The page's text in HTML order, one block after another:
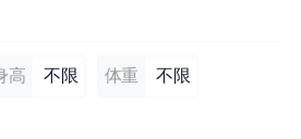
高 不限 体重 不限